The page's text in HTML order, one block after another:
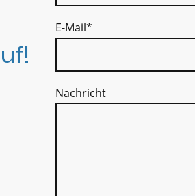
E-Mail*
Nachricht